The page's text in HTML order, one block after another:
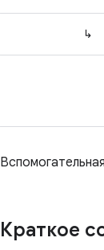
↳
Краткое